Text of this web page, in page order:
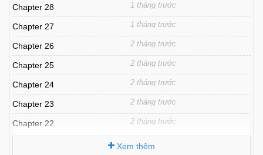
Chapter 28 1 tháng trước
Chapter 27 1 tháng trước
Chapter 26 2 tháng trước
Chapter 25 2 tháng trước
Chapter 24 2 tháng trước
Chapter 23 2 tháng trước
Chapter 22 2 tháng trước
Xem thêm